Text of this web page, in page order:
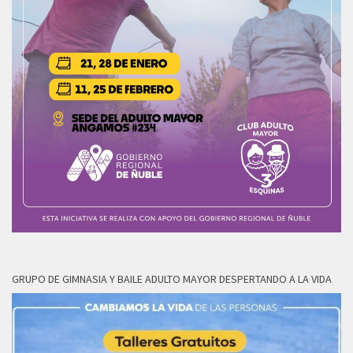
GRUPO DE GIMNASIA Y BAILE ADULTO MAYOR DESPERTANDO A LA VIDA